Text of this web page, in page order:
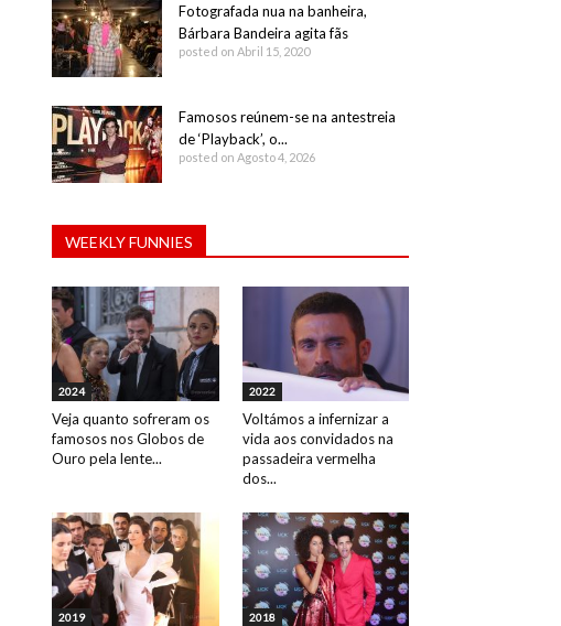
Fotografada nua na banheira,
Bárbara Bandeira agita fãs
posted on Abril 15, 2020
Famosos reúnem-se na antestreia
de ‘Playback’, o...
posted on Agosto 4, 2026
WEEKLY FUNNIES
2024
Veja quanto sofreram os
famosos nos Globos de
Ouro pela lente...
2022
Voltámos a infernizar a
vida aos convidados na
passadeira vermelha
dos...
2019 2018